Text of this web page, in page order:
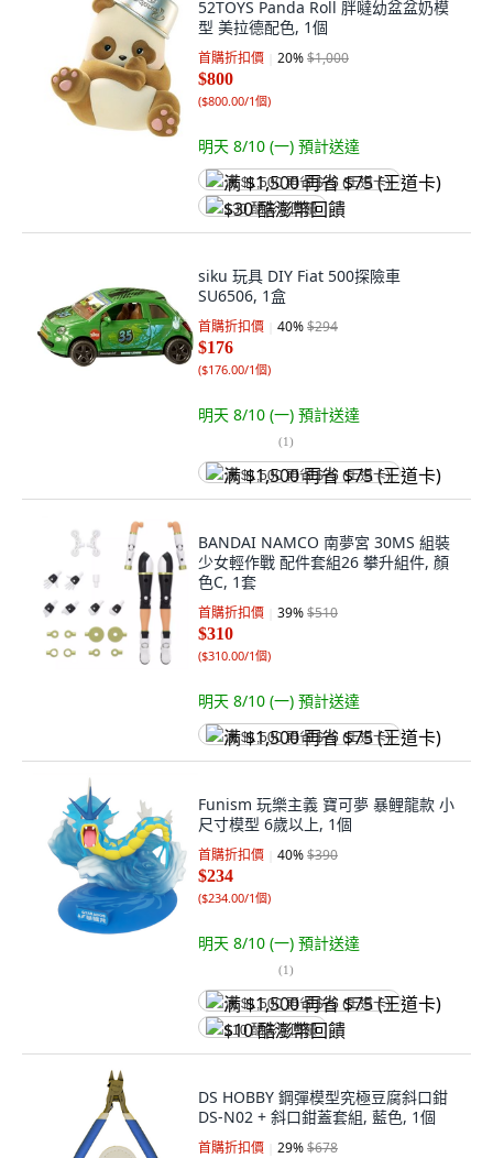
52TOYS Panda Roll 胖噠幼盆盆奶模
型 美拉德配色, 1個
首購折扣價 20%$1,000
$800
($800.00/1個)
明天 8/10 (一) 預計送達
满 $1,500 再省 $75 (王道卡)
$30 酷澎幣回饋
siku 玩具 DIY Fiat 500探險車
SU6506, 1盒
首購折扣價 40%$294
$176
($176.00/1個)
明天 8/10 (一) 預計送達
(1)
满 $1,500 再省 $75 (王道卡)
BANDAI NAMCO 南夢宮 30MS 組裝
少女輕作戰 配件套組26 攀升組件, 顏
色C, 1套
首購折扣價 39%$510
$310
($310.00/1個)
明天 8/10 (一) 預計送達
满 $1,500 再省 $75 (王道卡)
Funism 玩樂主義 寶可夢 暴鲤龍款 小
尺寸模型 6歲以上, 1個
首購折扣價 40%$390
$234
($234.00/1個)
明天 8/10 (一) 預計送達
(1)
满 $1,500 再省 $75 (王道卡)
$10 酷澎幣回饋
DS HOBBY 鋼彈模型究極豆腐斜口鉗
DS-N02 + 斜口鉗蓋套組, 藍色, 1個
首購折扣價 29%$678